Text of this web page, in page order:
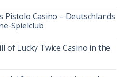
Pistolo Casino – Deutschlands
Spielclub
of Lucky Twice Casino in the